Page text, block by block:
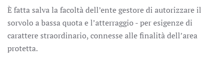
È fatta salva la facoltà dell’ente gestore di autorizzare il
sorvolo a bassa quota e l’atterraggio - per esigenze di
carattere straordinario, connesse alle finalità dell’area
protetta.